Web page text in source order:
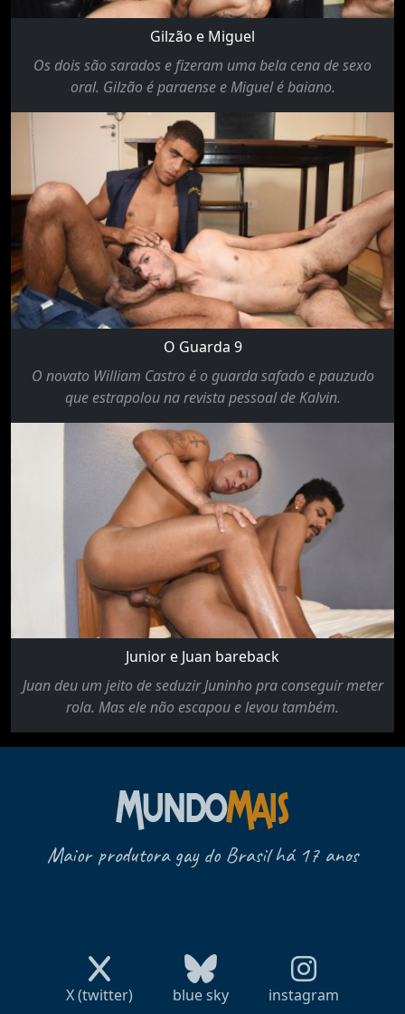
Gilzão e Miguel
Os dois são sarados e fizeram uma bela cena de sexo
oral. Gilzão é paraense e Miguel é baiano.
O Guarda 9
O novato William Castro é o guarda safado e pauzudo
que estrapolou na revista pessoal de Kalvin.
Junior e Juan bareback
Juan deu um jeito de seduzir Juninho pra conseguir meter
rola. Mas ele não escapou e levou também.
Maior produtora gay do Brasil há 17 anos
X (twitter) blue sky instagram